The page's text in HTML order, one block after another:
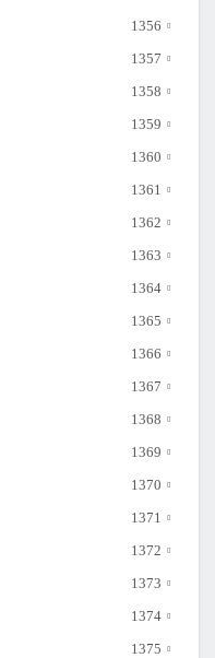
1356
1357
1358
1359
1360
1361
1362
1363
1364
1365
1366
1367
1368
1369
1370
1371
1372
1373
1374
1375